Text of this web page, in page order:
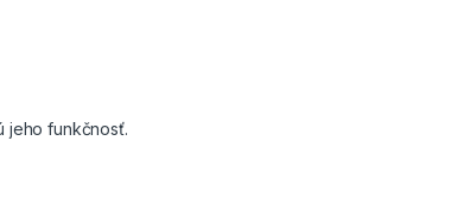
jeho funkčnosť.